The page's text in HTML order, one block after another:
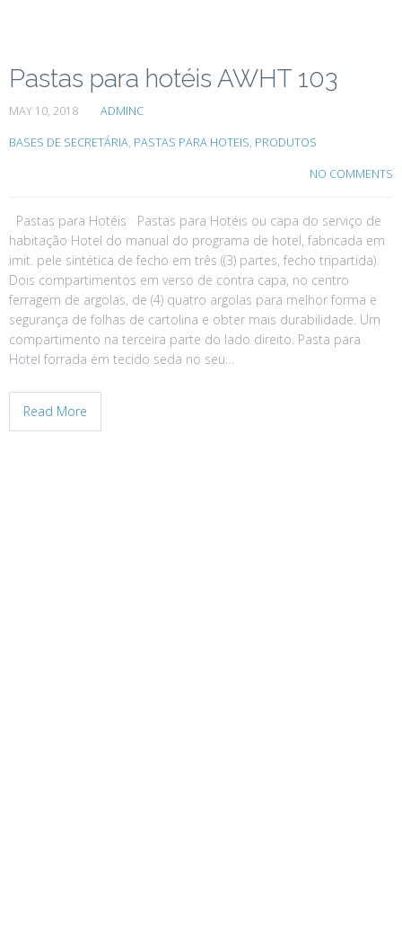
Pastas para hotéis AWHT 103
MAY 10, 2018 ADMINC
BASES DE SECRETÁRIA, PASTAS PARA HOTEIS, PRODUTOS
NO COMMENTS
Pastas para Hotéis Pastas para Hotéis ou capa do serviço de
habitação Hotel do manual do programa de hotel, fabricada em
imit. pele sintética de fecho em três ((3) partes, fecho tripartida).
Dois compartimentos em verso de contra capa, no centro
ferragem de argolas, de (4) quatro argolas para melhor forma e
segurança de folhas de cartolina e obter mais durabilidade. Um
compartimento na terceira parte do lado direito. Pasta para
Hotel forrada em tecido seda no seu…
Read More